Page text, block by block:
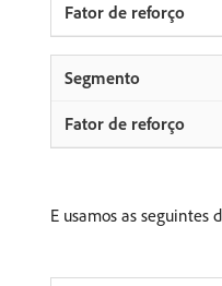
E usamos as seguintes